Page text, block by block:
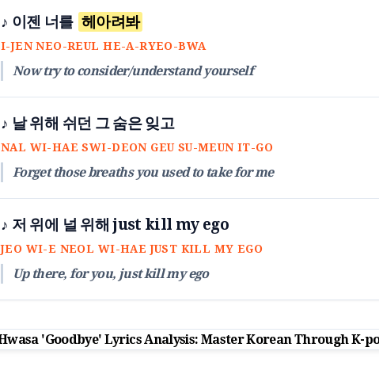
♪ 이젠 너를 헤아려봐
I-JEN NEO-REUL HE-A-RYEO-BWA
Now try to consider/understand yourself
♪ 날 위해 쉬던 그 숨은 잊고
NAL WI-HAE SWI-DEON GEU SU-MEUN IT-GO
Forget those breaths you used to take for me
♪ 저 위에 널 위해 just kill my ego
JEO WI-E NEOL WI-HAE JUST KILL MY EGO
Up there, for you, just kill my ego